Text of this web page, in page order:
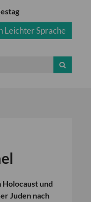
Leichter Sprache
Holocaust und
Juden nach